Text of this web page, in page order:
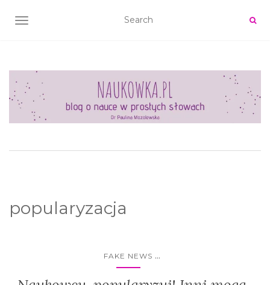
TOGGLE NAVIGATION
popularyzacja
FAKE NEWS ...